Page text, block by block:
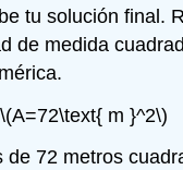
tu solución final.
de medida
\(A=72\text{ m }^2\)
de 72 metros